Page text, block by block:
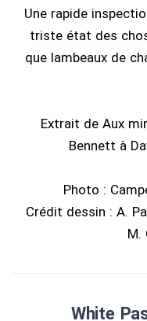
Une rapide
triste état des
que lambeaux de
Extrait de Aux
Bennett à
Photo :
Crédit dessin : A.
M.
White